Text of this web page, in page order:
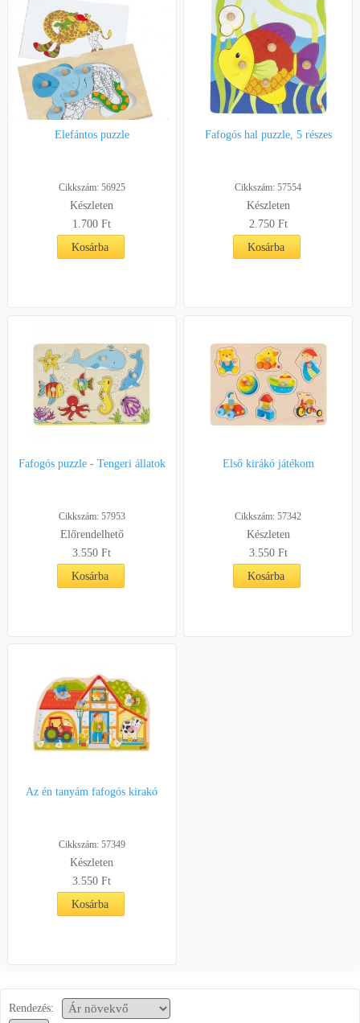
Elefántos puzzle
Cikkszám: 56925
Készleten
1.700 Ft
Kosárba
Fafogós hal puzzle, 5 részes
Cikkszám: 57554
Készleten
2.750 Ft
Kosárba
Fafogós puzzle - Tengeri állatok
Cikkszám: 57953
Előrendelhető
3.550 Ft
Kosárba
Első kirákó játékom
Cikkszám: 57342
Készleten
3.550 Ft
Kosárba
Az én tanyám fafogós kirakó
Cikkszám: 57349
Készleten
3.550 Ft
Kosárba
Rendezés: